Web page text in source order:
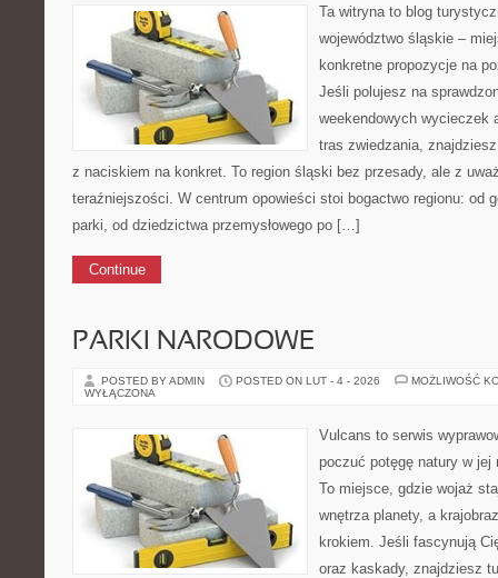
Ta witryna to blog
województwo śląskie –
konkretne propozycje na
Jeśli polujesz na
weekendowych wycieczek
tras zwiedzania,
z naciskiem na konkret. To region śląski bez przesady, ale z
teraźniejszości. W centrum opowieści stoi bogactwo regionu: od
parki, od dziedzictwa przemysłowego po […]
Continue
PARKI NARODOWE
POSTED BY ADMIN POSTED ON LUT - 4 - 2026
MOŻLIWOŚĆ
WYŁĄCZONA
Vulcans to serwis
poczuć potęgę natury w jej
To miejsce, gdzie wojaż
wnętrza planety, a
krokiem. Jeśli fascynują
oraz kaskady, znajdziesz